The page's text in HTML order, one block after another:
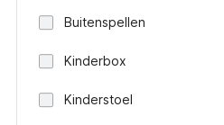
Buitenspellen
Kinderbox
Kinderstoel